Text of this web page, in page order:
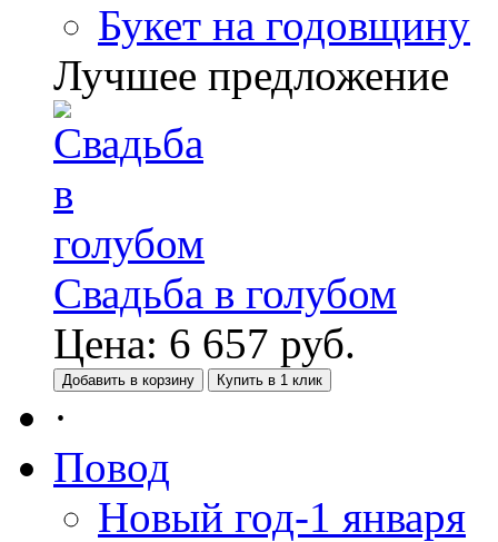
Букет на годовщину
Лучшее предложение
Свадьба в голубом
Цена: 6 657 руб.
Добавить в корзину Купить в 1 клик
·
Повод
Новый год-1 января